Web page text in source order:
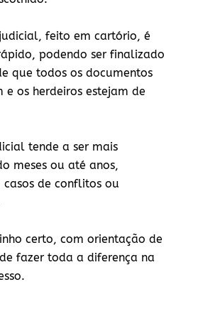
feito em cartório, é
podendo ser finalizado
que todos os documentos
e os herdeiros estejam de
tende a ser mais
meses ou até anos,
de conflitos ou
certo, com orientação de
fazer toda a diferença na